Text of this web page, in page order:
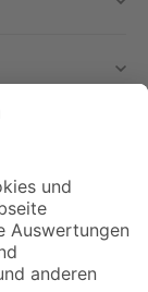
verpassen!